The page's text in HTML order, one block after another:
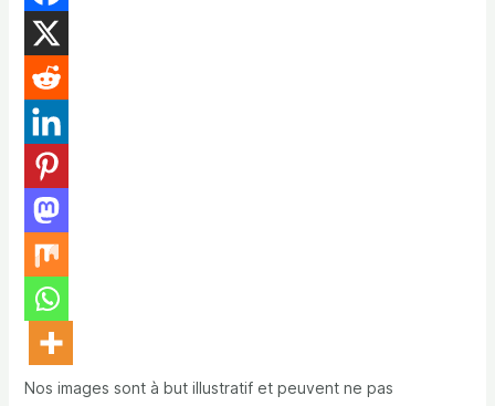
Nos images sont à but illustratif et peuvent ne pas